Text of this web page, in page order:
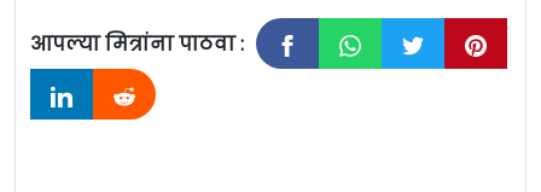
आपल्या मित्रांना पाठवा :